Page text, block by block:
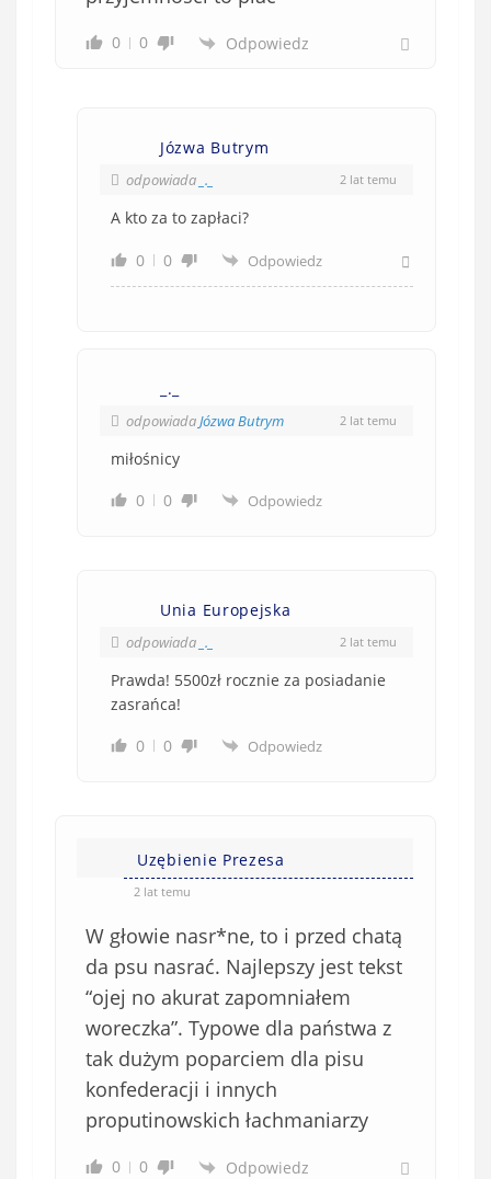
0 0 Odpowiedz
Józwa Butrym
odpowiada _._ 2 lat temu
A kto za to zapłaci?
0 0 Odpowiedz
_._
odpowiadaJózwa Butrym 2 lat temu
miłośnicy
0
0 Odpowiedz
Unia Europejska
odpowiada _._ 2 lat temu
Prawda! 5500zł rocznie za posiadanie
zasrańca!
0
0 Odpowiedz
Uzębienie Prezesa
2 lat temu
W głowie nasr*ne, to i przed chatą
da psu nasrać. Najlepszy jest tekst
“ojej no akurat zapomniałem
woreczka”. Typowe dla państwa z
tak dużym poparciem dla pisu
konfederacji i innych
proputinowskich łachmaniarzy
0 0 Odpowiedz